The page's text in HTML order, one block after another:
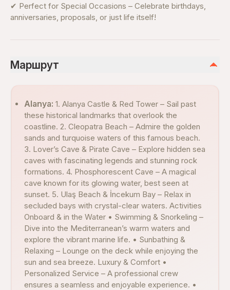
✔ Perfect for Special Occasions – Celebrate birthdays,
anniversaries, proposals, or just life itself!
Маршрут
Alanya: 1. Alanya Castle & Red Tower – Sail past
these historical landmarks that overlook the
coastline. 2. Cleopatra Beach – Admire the golden
sands and turquoise waters of this famous beach.
3. Lover’s Cave & Pirate Cave – Explore hidden sea
caves with fascinating legends and stunning rock
formations. 4. Phosphorescent Cave – A magical
cave known for its glowing water, best seen at
sunset. 5. Ulaş Beach & İncekum Bay – Relax in
secluded bays with crystal-clear waters. Activities
Onboard & in the Water • Swimming & Snorkeling –
Dive into the Mediterranean’s warm waters and
explore the vibrant marine life. • Sunbathing &
Relaxing – Lounge on the deck while enjoying the
sun and sea breeze. Luxury & Comfort •
Personalized Service – A professional crew
ensures a seamless and enjoyable experience. •